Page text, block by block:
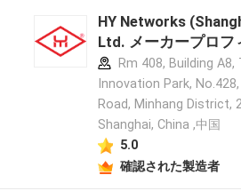
HY Networks
Ltd. メーカープロフ
Rm 408, Building A8,
Innovation Park,
Road, Minhang District,
Shanghai, China ,中国
5.0
確認された製造者